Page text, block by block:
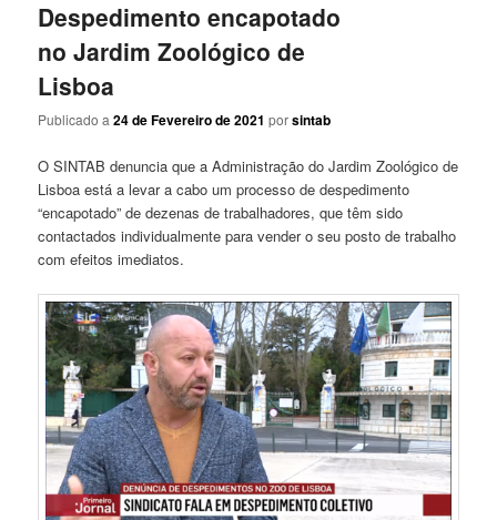
Despedimento encapotado
no Jardim Zoológico de
Lisboa
Publicado a24 de Fevereiro de 2021 porsintab
O SINTAB denuncia que a Administração do Jardim Zoológico de
Lisboa está a levar a cabo um processo de despedimento
“encapotado” de dezenas de trabalhadores, que têm sido
contactados individualmente para vender o seu posto de trabalho
com efeitos imediatos.